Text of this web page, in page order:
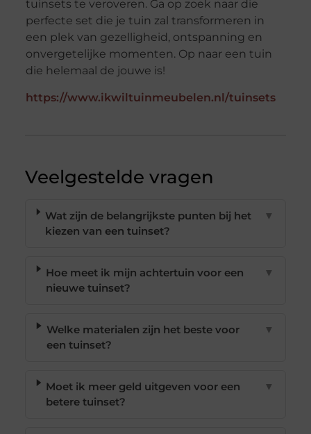
tuinsets te veroveren. Ga op zoek naar die
perfecte set die je tuin zal transformeren in
een plek van gezelligheid, ontspanning en
onvergetelijke momenten. Op naar een tuin
die helemaal de jouwe is!
https://www.ikwiltuinmeubelen.nl/tuinsets
Veelgestelde vragen
Wat zijn de belangrijkste punten bij het
kiezen van een tuinset?
▼
Hoe meet ik mijn achtertuin voor een
nieuwe tuinset?
▼
Welke materialen zijn het beste voor
een tuinset?
▼
Moet ik meer geld uitgeven voor een
betere tuinset?
▼